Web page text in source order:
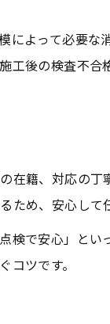
によって必要な
工後の検査不合
在籍、対応の丁
め、安心して
検で安心」とい
ツです。